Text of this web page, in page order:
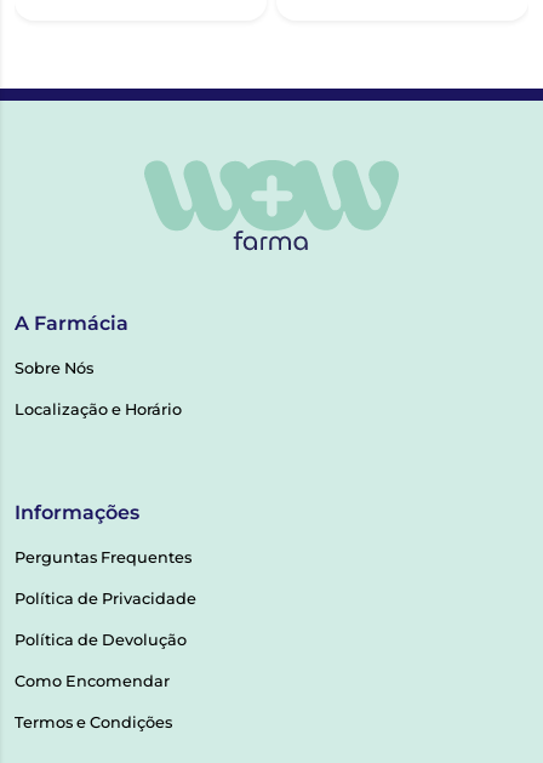
A Farmácia
Sobre Nós
Localização e Horário
Informações
Perguntas Frequentes
Política de Privacidade
Política de Devolução
Como Encomendar
Termos e Condições